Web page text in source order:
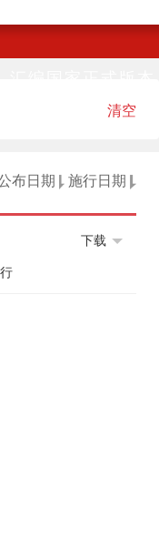
布
清空
布日期 施行日期
下载